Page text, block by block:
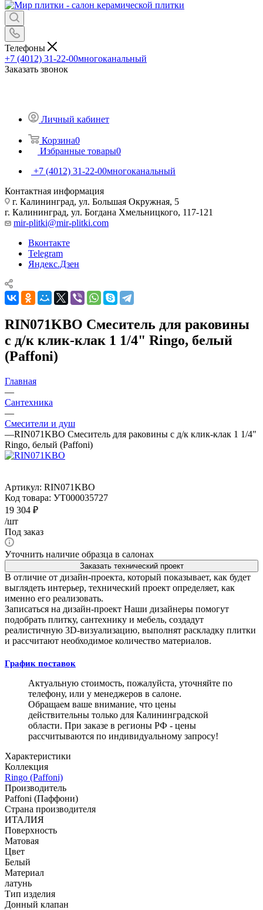
Телефоны
+7 (4012) 31-22-00многоканальный
Заказать звонок
Личный кабинет
Корзина0
Избранные товары0
+7 (4012) 31-22-00многоканальный
Контактная информация
г. Калининград, ул. Большая Окружная, 5
г. Калининград, ул. Богдана Хмельницкого, 117-121
mir-plitki@mir-plitki.com
Вконтакте
Telegram
Яндекс.Дзен
RIN071KBO Смеситель для раковины
с д/к клик-клак 1 1/4" Ringo, белый
(Paffoni)
Главная
—
Сантехника
—
Смесители и душ
—RIN071KBO Смеситель для раковины с д/к клик-клак 1 1/4"
Ringo, белый (Paffoni)
Артикул: RIN071KBO
Код товара: УТ000035727
19 304 ₽
/шт
Под заказ
Уточнить наличие образца в салонах
Заказать технический проект
В отличие от дизайн-проекта, который показывает, как будет
выглядеть интерьер, технический проект определяет, как
именно его реализовать.
Записаться на дизайн-проект Наши дизайнеры помогут
подобрать плитку, сантехнику и мебель, создадут
реалистичную 3D-визуализацию, выполнят раскладку плитки
и рассчитают необходимое количество материалов.
График поставок
Актуальную стоимость, пожалуйста, уточняйте по
телефону, или у менеджеров в салоне.
Обращаем ваше внимание, что цены
действительны только для Калининградской
области. При заказе в регионы РФ - цены
рассчитываются по индивидуальному запросу!
Характеристики
Коллекция
Ringo (Paffoni)
Производитель
Paffoni (Паффони)
Страна производителя
ИТАЛИЯ
Поверхность
Матовая
Цвет
Белый
Материал
латунь
Тип изделия
Донный клапан